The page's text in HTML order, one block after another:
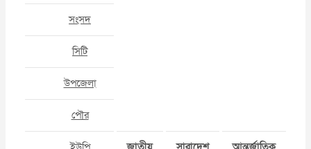
সংসদ
সিটি
উপজেলা
পৌর